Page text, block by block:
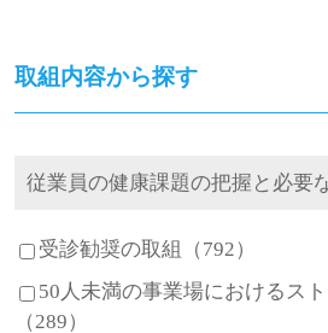
取組内容から探す
従業員の健康課題の把握と必要
受診勧奨の取組（792）
50人未満の事業場におけるス
（289）